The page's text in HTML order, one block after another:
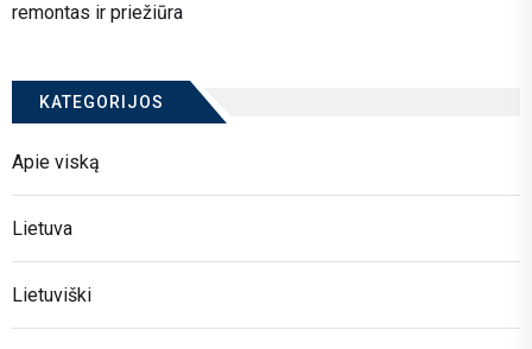
remontas ir priežiūra
KATEGORIJOS
Apie viską
Lietuva
Lietuviški